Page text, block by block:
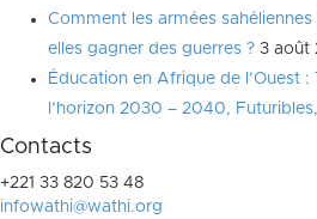
Comment les armées
elles gagner des guerres ? 3 août
Éducation en Afrique de l’Ouest :
l’horizon 2030 – 2040,
Contacts
+221 33 820 53 48
infowathi@wathi.org